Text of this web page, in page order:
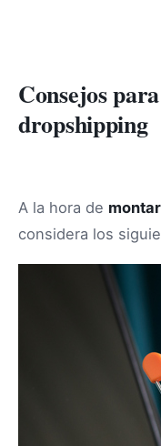
Consejos
dropshipping
A la hora de
considera los